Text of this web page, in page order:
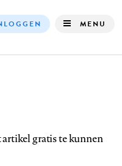
MENU
gratis te kunnen